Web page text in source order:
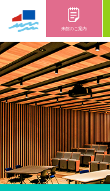
来館のご案内